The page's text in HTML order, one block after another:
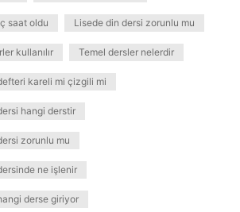
saat oldu Lisede din dersi zorunlu mu
kullanılır Temel dersler nelerdir
kareli mi çizgili mi
hangi derstir
zorunlu mu
ne işlenir
derse giriyor